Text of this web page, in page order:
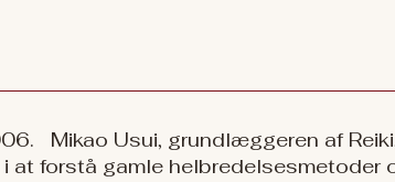
Mikao Usui, grundlæggeren af
at forstå gamle helbredelsesmetoder